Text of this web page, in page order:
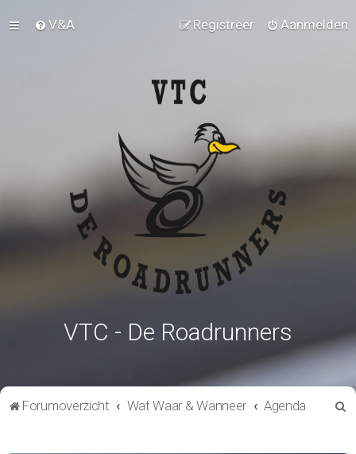
V&A Aanmelden
Registreer
VTC - De Roadrunners
Forumoverzicht Wat Waar & Wanneer Agenda